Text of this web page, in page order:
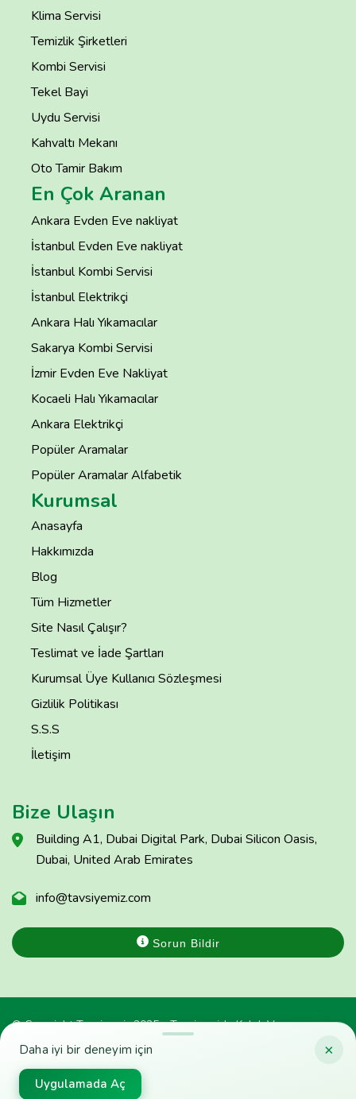
×
Daha iyi bir deneyim için
Uygulamada Aç
Klima Servisi
Temizlik Şirketleri
Kombi Servisi
Tekel Bayi
Uydu Servisi
Kahvaltı Mekanı
Oto Tamir Bakım
En Çok Aranan
Ankara Evden Eve nakliyat
İstanbul Evden Eve nakliyat
İstanbul Kombi Servisi
İstanbul Elektrikçi
Ankara Halı Yıkamacılar
Sakarya Kombi Servisi
İzmir Evden Eve Nakliyat
Kocaeli Halı Yıkamacılar
Ankara Elektrikçi
Popüler Aramalar
Popüler Aramalar Alfabetik
Kurumsal
Anasayfa
Hakkımızda
Blog
Tüm Hizmetler
Site Nasıl Çalışır?
Teslimat ve İade Şartları
Kurumsal Üye Kullanıcı Sözleşmesi
Gizlilik Politikası
S.S.S
İletişim
Bize Ulaşın
Building A1, Dubai Digital Park, Dubai Silicon Oasis,
Dubai, United Arab Emirates
info@tavsiyemiz.com
Sorun Bildir
© Copyright Tavsiyemiz 2025 - Tavsiyemiz'e Kulak Ver